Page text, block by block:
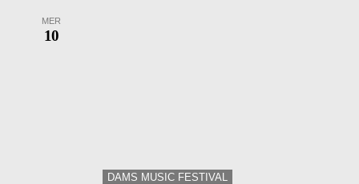
MER
10
DAMS MUSIC FESTIVAL